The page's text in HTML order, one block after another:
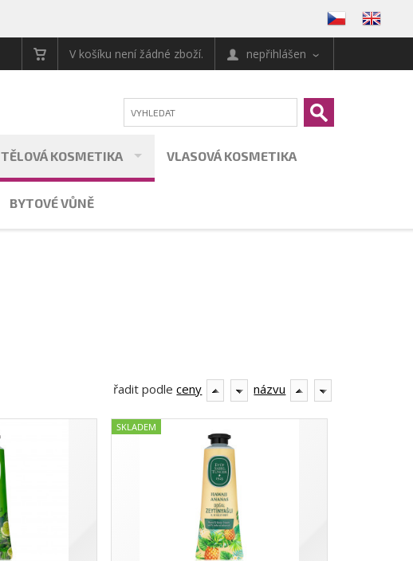
V košíku není žádné zboží. nepřihlášen
TĚLOVÁ KOSMETIKA VLASOVÁ KOSMETIKA
BYTOVÉ VŮNĚ
řadit podleceny názvu
SKLADEM